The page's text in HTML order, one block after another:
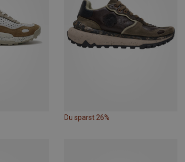
Du sparst 26%